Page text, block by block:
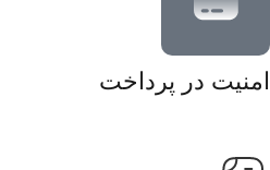
امنیت در پرداخت